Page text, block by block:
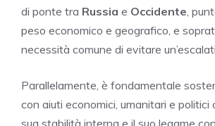
di ponte tra Russia e Occidente ,
peso economico e geografico, e
necessità comune di evitare
Parallelamente, è fondamentale
con aiuti economici, umanitari e
sua stabilità interna e il suo legame con